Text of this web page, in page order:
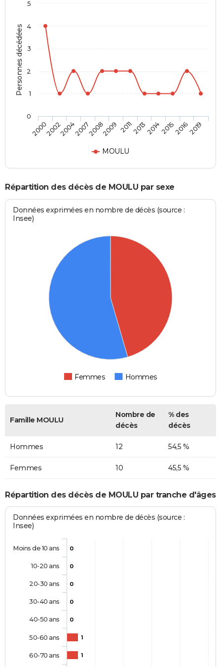
Personnes décédées
MOULU
200020022004200720082009 201120132014201520162019
0
1
2
3
4
5
Répartition des décès de MOULU par sexe
Données exprimées en nombre de décès (source :
Insee)
Femmes Hommes
Famille MOULU
Nombre de
décès
% des
décès
Hommes 12 54,5 %
Femmes 10 45,5 %
Répartition des décès de MOULU par tranche d'âges
Données exprimées en nombre de décès (source :
Insee)
0
0
0
0
0
1
1
Moins de 10 ans
10-20 ans
20-30 ans
30-40 ans
40-50 ans
50-60 ans
60-70 ans